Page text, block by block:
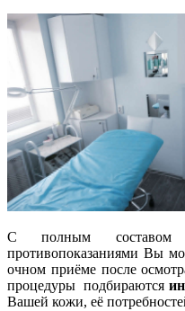
С полным составом
противопоказаниями Вы
очном приёме после
процедуры подбираются
Вашей кожи, её